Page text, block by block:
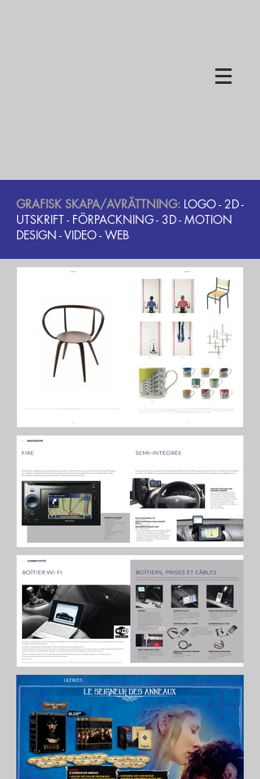
GRAFISK SKAPA/AVRÄTTNING: LOGO- 2D-
UTSKRIFT- FÖRPACKNING - 3D- MOTION
DESIGN -VIDEO- WEB